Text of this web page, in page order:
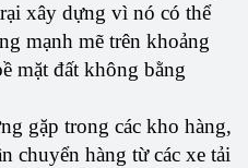
xây dựng vì nó có thể
mạnh mẽ trên khoảng
mặt đất không bằng
gặp trong các kho hàng,
chuyển hàng từ các xe tải